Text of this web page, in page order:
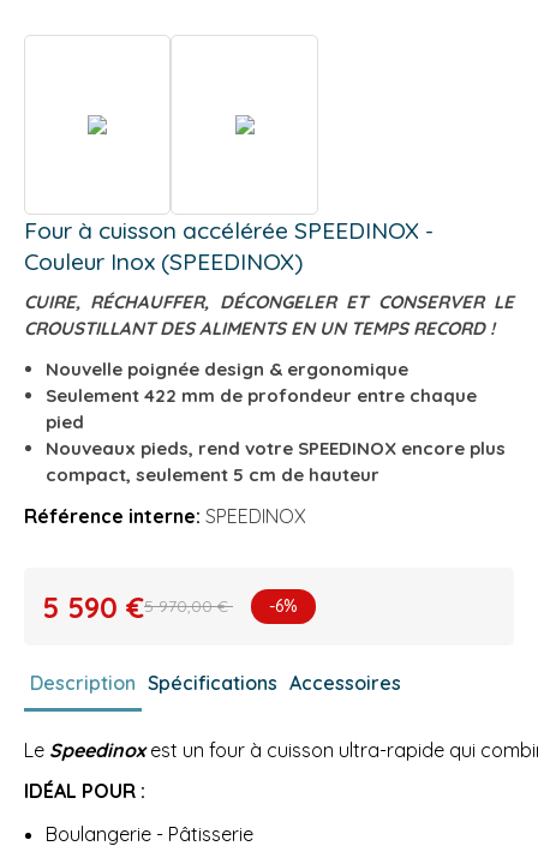
Four à cuisson accélérée SPEEDINOX -
Couleur Inox (SPEEDINOX)
CUIRE, RÉCHAUFFER, DÉCONGELER ET CONSERVER LE
CROUSTILLANT DES ALIMENTS EN UN TEMPS RECORD !
Nouvelle poignée design & ergonomique
Seulement 422 mm de profondeur entre chaque
pied
Nouveaux pieds, rend votre SPEEDINOX encore plus
compact, seulement 5 cm de hauteur
Référence interne: SPEEDINOX
5 970,00 € -6%
5 590 €
Description Spécifications Accessoires
Le Speedinoxest un four à cuisson ultra-rapide qui
IDÉAL POUR :
Boulangerie - Pâtisserie